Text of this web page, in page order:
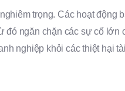
trọng. Các hoạt động
ngăn chặn các sự cố
nghiệp khỏi các thiệt hại